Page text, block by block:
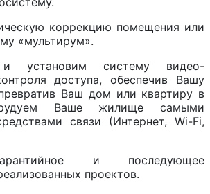
коррекцию помещения или
«мультирум».
и установим систему видео-
доступа, обеспечив Вашу
Ваш дом или квартиру в
Ваше жилище самыми
связи (Интернет, Wi-Fi,
и последующее
проектов.